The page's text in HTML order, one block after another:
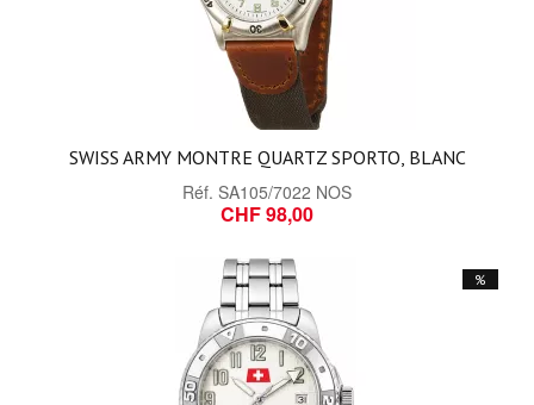
SWISS ARMY MONTRE QUARTZ SPORTO, BLANC
Réf. SA105/7022 NOS
CHF 98,00
%